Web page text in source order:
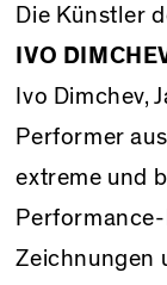
Die Künstler
IVO
Ivo Dimchev,
Performer
extreme und
Performance-
Zeichnungen